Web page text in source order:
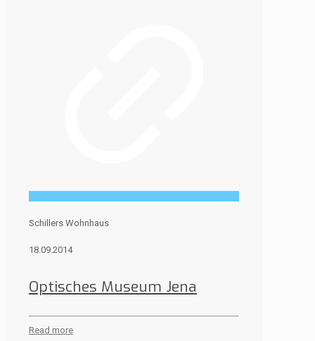
Schillers Wohnhaus
18.09.2014
Optisches Museum Jena
Read more